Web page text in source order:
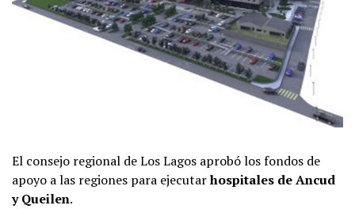
El consejo regional de Los Lagos aprobó los fondos de
apoyo a las regiones para ejecutarhospitales de Ancud
y Queilen.